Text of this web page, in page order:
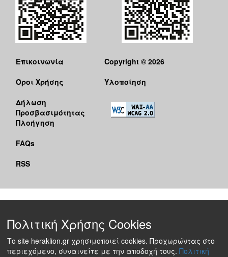
Επικοινωνία
Όροι Χρήσης
Δήλωση
Προσβασιμότητας
Πλοήγηση
FAQs
RSS
Copyright © 2026
Υλοποίηση
Πολιτική Χρήσης Cookies
Το site heraklion.gr χρησιμοποιεί cookies. Προχωρώντας στο
περιεχόμενο, συναινείτε με την αποδοχή τους. Πολιτική